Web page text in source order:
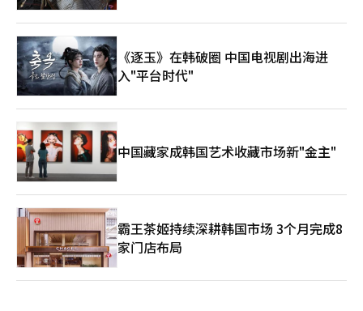
《逐玉》在韩破圈 中国电视剧出海进
入"平台时代"
中国藏家成韩国艺术收藏市场新"金主"
霸王茶姬持续深耕韩国市场 3个月完成8
家门店布局